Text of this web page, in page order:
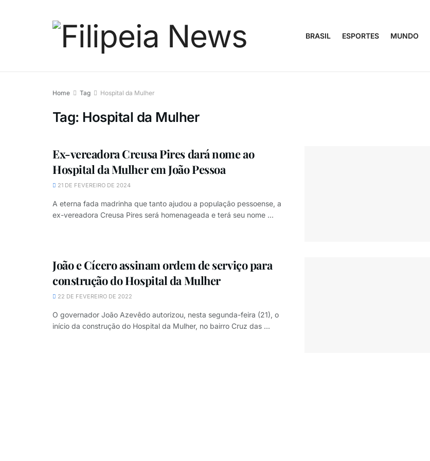
BRASIL ESPORTES MUNDO
Home Tag Hospital da Mulher
Tag: Hospital da Mulher
Ex-vereadora Creusa Pires dará nome ao
Hospital da Mulher em João Pessoa
21 DE FEVEREIRO DE 2024
A eterna fada madrinha que tanto ajudou a população pessoense, a
ex-vereadora Creusa Pires será homenageada e terá seu nome ...
João e Cícero assinam ordem de serviço para
construção do Hospital da Mulher
22 DE FEVEREIRO DE 2022
O governador João Azevêdo autorizou, nesta segunda-feira (21), o
início da construção do Hospital da Mulher, no bairro Cruz das ...